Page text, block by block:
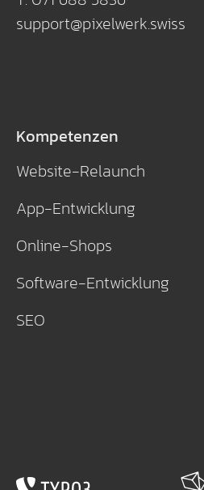
support@pixelwerk.swiss
Kompetenzen
Website-Relaunch
App-Entwicklung
Online-Shops
Software-Entwicklung
SEO